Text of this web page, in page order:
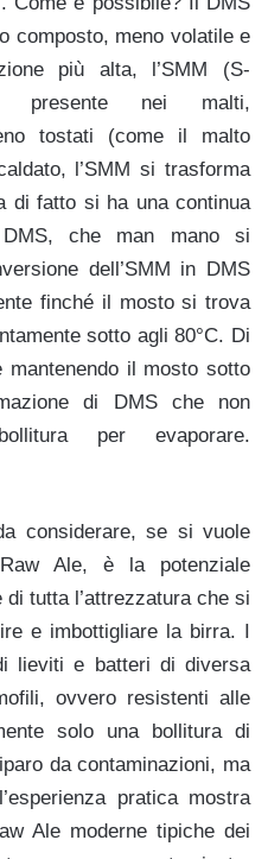
composto, meno volatile e
più alta, l’SMM (S-
presente nei malti,
tostati (come il malto
l’SMM si trasforma
di fatto si ha una continua
che man mano si
dell’SMM in DMS
finché il mosto si trova
sotto agli 80°C. Di
il mosto sotto
di DMS che non
per evaporare.
considerare, se si vuole
Ale, è la potenziale
tutta l’attrezzatura che si
e imbottigliare la birra. I
lieviti e batteri di diversa
ovvero resistenti alle
solo una bollitura di
da contaminazioni, ma
pratica mostra
Ale moderne tipiche dei